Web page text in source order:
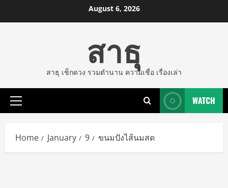
to
August 6, 2026
สาธุ
สาธุ เช็กดวง รวมตำนาน ความเชื่อ เรื่องเล่า
Primary
WATCH
Home January 9 ขนมปังไส้นมสด​